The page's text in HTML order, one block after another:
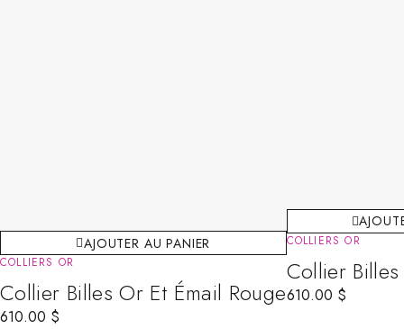
AJOUTER AU PANIER
COLLIERS OR
Collier Billes Or Et Émail Rouge
610.00 $
COLLIERS OR
Collier
610.00 $